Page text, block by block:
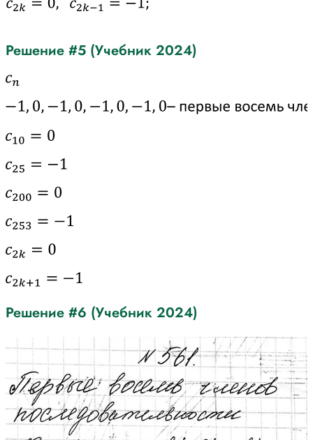
Решение #5 (Учебник 2024)
Решение #6 (Учебник 2024)